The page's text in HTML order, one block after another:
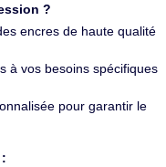
?
encres de haute qualité
à vos besoins spécifiques
pour garantir le